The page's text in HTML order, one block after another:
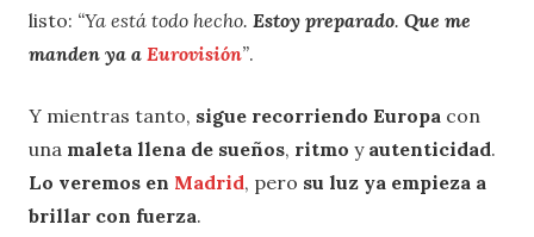
listo: “Ya está todo hecho. Estoy preparado. Que me
manden ya a Eurovisión”.
Y mientras tanto, sigue recorriendo Europa con
una maleta llena de sueños, ritmo y autenticidad.
Lo veremos en Madrid, pero su luz ya empieza a
brillar con fuerza.